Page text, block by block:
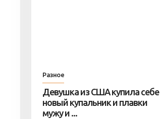
Разное
Девушка из США купила себе
новый купальник и плавки
мужу и ...